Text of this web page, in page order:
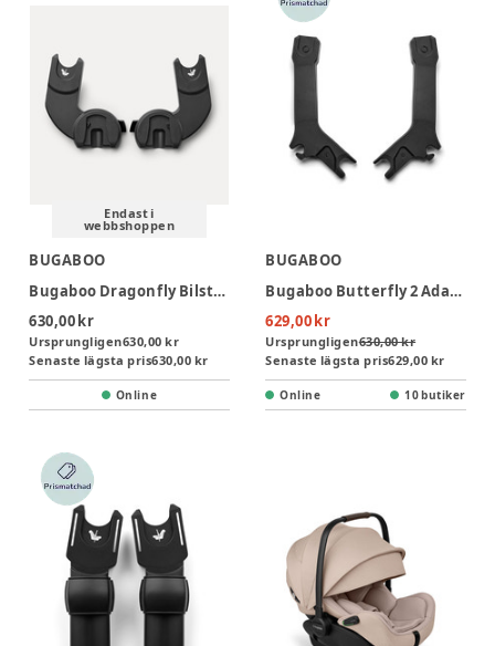
Endast i
webbshoppen
BUGABOO
Bugaboo Dragonfly Bilstolsadapter - Black
630,00 kr
Ursprungligen630,00 kr
Senaste lägsta pris630,00 kr
Online
BUGABOO
Bugaboo Butterfly 2 Adapter
629,00 kr
Ursprungligen630,00 kr
Senaste lägsta pris629,00 kr
Online 10 butiker